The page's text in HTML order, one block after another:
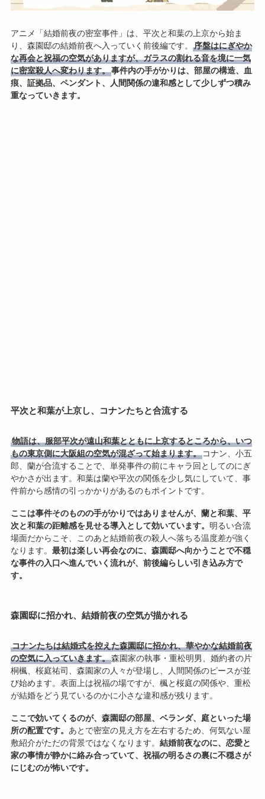
アニメ「結婚前夜の密室事件」は、平次と和葉の上京から始ま
り、森園邸の結婚前夜へ入っていく前後編です。
序盤はにぎやか
な再会と祝福の空気がありますが、ガラスの割れる音を境に一気
に密室殺人へ変わります。事件内の手がかりは、部屋の構造、血
痕、証拠品、ペンダント、人間関係の違和感として少しずつ積み
重なっていきます。
平次と和葉が上京し、コナンたちと合流する
物語は、服部平次が遠山和葉とともに上京するところから、いつ
もの東京側に大阪組の空気が混ざって始まります。コナン、小五
郎、蘭が合流することで、単発事件の前にキャラ回としてのにぎ
やかさが出ます。和葉は蘭や平次の関係を少し気にしていて、事
件前から感情の引っかかりがあるのもポイントです。
ここは事件そのものの手がかりではありませんが、蘭と和葉、平
次と和葉の距離感を見せる導入として効いています。 明るい合流
場面だからこそ、このあと結婚前夜の殺人へ落ちる温度差が強く
なります。 最初は楽しい再会なのに、森園邸へ向かうことで不穏
な事件の入口へ進んでいく流れが、前後編らしい引き込み方で
す。
森園邸に招かれ、結婚前夜の空気が描かれる
コナンたちは結婚式を控えた森園邸に招かれ、華やかな結婚前夜
の空気に入っていきます。森園家の執事・重松明男、婚約者の片
桐楓、桜庭祐司、森園家の人々が登場し、人間関係のピースが並
び始めます。表面上は祝福の場ですが、楓と桜庭の関係や、重松
が結婚をどう見ているのかに小さな違和感が残ります。
ここで効いてくるのが、森園邸の部屋、ベランダ、庭といった場
所の配置です。 あとで密室の見え方を左右するため、何気ない屋
敷紹介がただの背景ではなくなります。 結婚前夜なのに、恋愛と
家の事情が静かに絡み合っていて、祝福の明るさの裏に不穏さが
にじむのが怖いです。